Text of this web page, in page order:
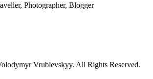
Photographer, Blogger
Vrublevskyy. All Rights Reserved.